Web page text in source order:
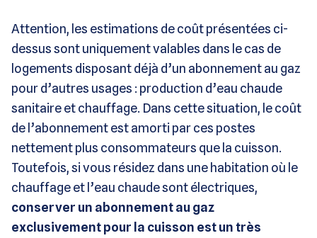
Attention, les estimations de coût présentées ci-
dessus sont uniquement valables dans le cas de
logements disposant déjà d’un abonnement au gaz
pour d’autres usages : production d’eau chaude
sanitaire et chauffage. Dans cette situation, le coût
de l’abonnement est amorti par ces postes
nettement plus consommateurs que la cuisson.
Toutefois, si vous résidez dans une habitation où le
chauffage et l’eau chaude sont électriques,
conserver un abonnement au gaz
exclusivement pour la cuisson est un très